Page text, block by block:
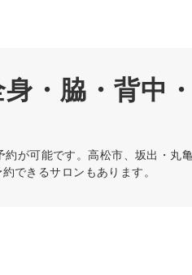
・脇・背中
が可能です。高松市、坂出・丸
できるサロンもあります。